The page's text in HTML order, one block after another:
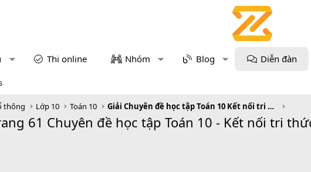
Thi online Nhóm Blog Diễn đàn
thông Lớp 10 Toán 10 Giải Chuyên đề học tập Toán 10 Kết nối tri thức
61 Chuyên đề học tập Toán 10 - Kết nối tri